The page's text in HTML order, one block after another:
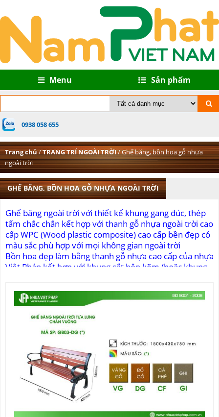
Menu Sản phẩm
0938 058 655
Trang chủ/TRANG TRÍ NGOÀI TRỜI/ Ghế băng, bồn hoa gỗ nhựa
ngoài trời
GHẾ BĂNG, BỒN HOA GỖ NHỰA NGOÀI TRỜI
Ghế băng ngoài trời với thiết kế khung gang đúc, thép
tấm chắc chắn kết hợp với thanh gỗ nhựa ngoài trời cao
cấp WPC (Wood plastic composite) cao cấp bền đẹp có
màu sắc phù hợp với mọi không gian ngoài trời
Bồn hoa đẹp làm bằng thanh gỗ nhựa cao cấp của nhựa
Việt Pháp kết hợp với khung sắt hộp kẽm (hoặc khung
không gian rộng hoặc hẹp cho trang trí ngoài trời.